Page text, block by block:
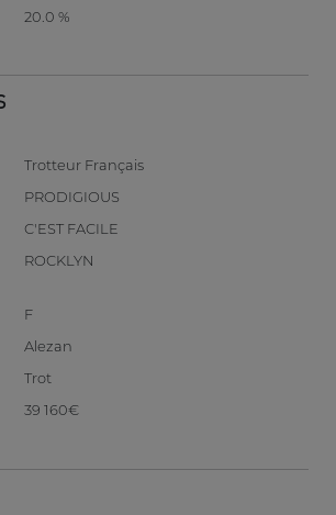
20.0 %
Trotteur Français
PRODIGIOUS
C'EST FACILE
ROCKLYN
F
Alezan
Trot
39 160€